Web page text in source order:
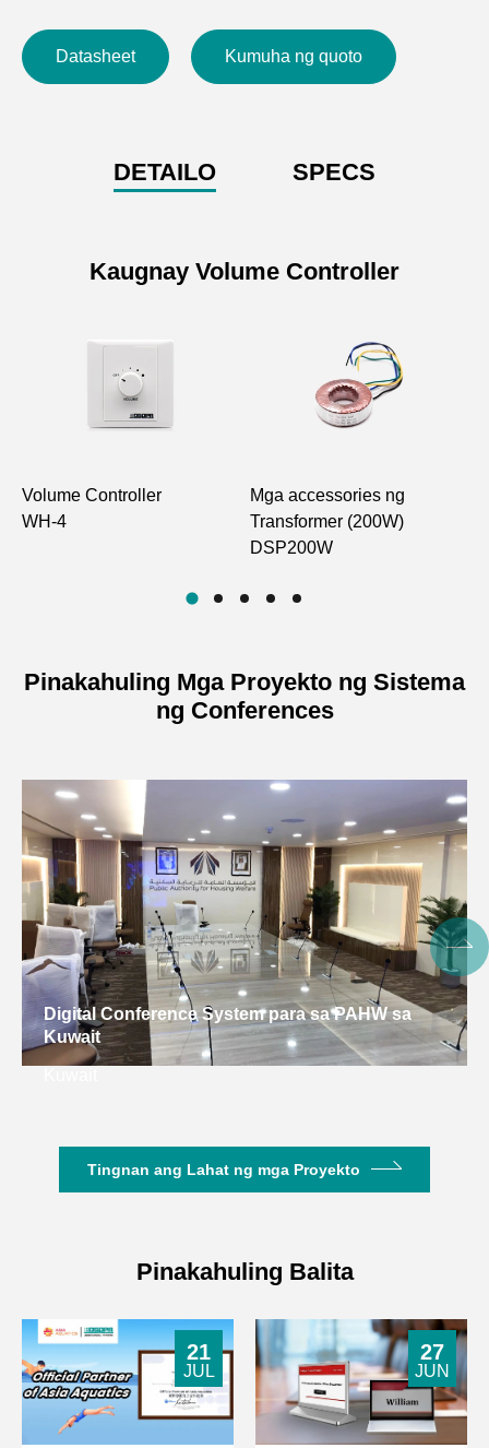
Gumamit ng mataas na kalidad na palakaibigan sa
kapaligiran na ABS plastik, walang lasa na walang
● Mapangyarihan
Suportahan ang pag-override ng signal ng emergency
ng pagpapalawak ng kuryente.
Datasheet Kumuha ng quoto
DETAILO SPECS
Pag-input ng Signal 70/100V
Voltage Speaker
Kaugnay Volume Controller
Volume Controller
WH-4
Mga accessories ng
Transformer (200W)
DSP200W
Pinakahuling Mga Proyekto ng Sistema
ng Conferences
Digital Conference System para sa PAHW sa
Kuwait
Tingnan ang Lahat ng mga Proyekto
Pinakahuling Balita
21
JUL
27
JUN